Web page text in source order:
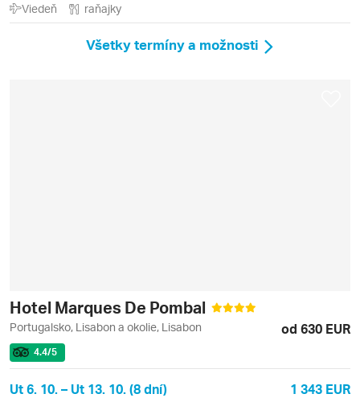
Viedeň raňajky
Všetky termíny a možnosti
Hotel Marques De Pombal
Portugalsko, Lisabon a okolie, Lisabon od 630 EUR
4.4/5
Ut 6. 10. – Ut 13. 10. (8 dní) 1 343 EUR